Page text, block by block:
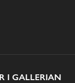
I GALLERIAN